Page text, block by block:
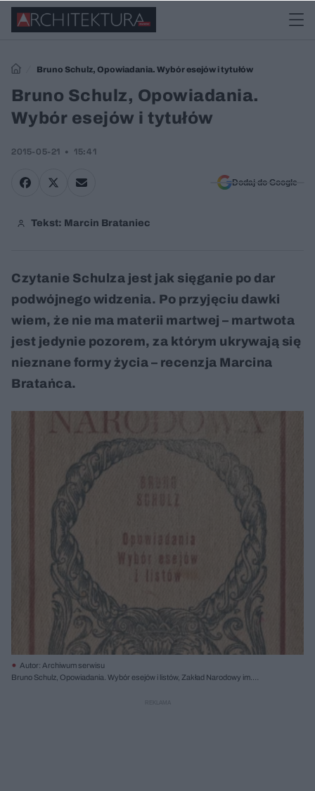
Bruno Schulz, Opowiadania. Wybór esejów i tytułów
Bruno Schulz, Opowiadania.
Wybór esejów i tytułów
2015-05-21 15:41
Dodaj do Google
Tekst: Marcin Brataniec
Czytanie Schulza jest jak sięganie po dar
podwójnego widzenia. Po przyjęciu dawki
wiem, że nie ma materii martwej – martwota
jest jedynie pozorem, za którym ukrywają się
nieznane formy życia – recenzja Marcina
Bratańca.
Autor: Archiwum serwisu
Bruno Schulz, Opowiadania. Wybór esejów i listów, Zakład Narodowy im.